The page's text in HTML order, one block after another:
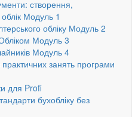
створення,
Модуль 1
обліку Модуль 2
Модуль 3
Модуль 4
практичних занять програми
для Profi
бухобліку без